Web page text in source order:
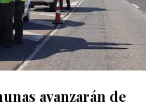
avanzarán de